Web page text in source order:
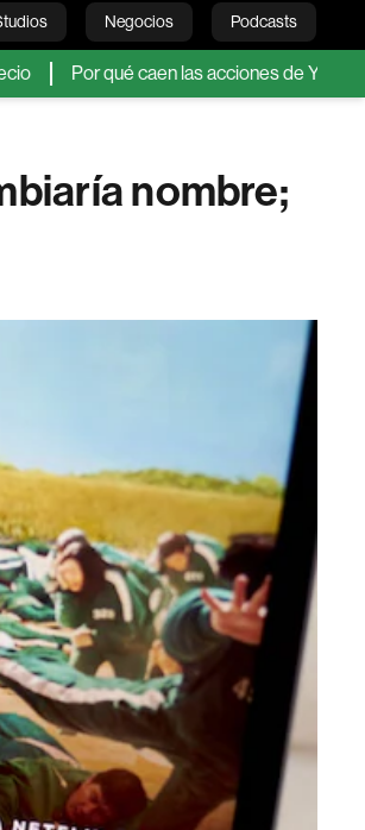
Negocios Podcasts
qué caen las acciones de YPF y cómo
nombre;